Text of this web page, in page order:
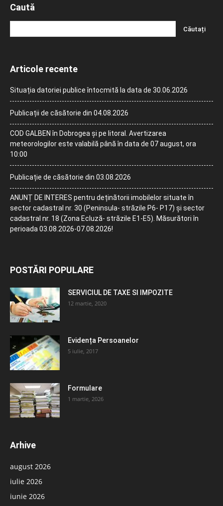
Caută
Articole recente
Situația datoriei publice întocmită la data de 30.06.2026
Publicații de căsătorie din 04.08.2026
COD GALBEN în Dobrogea și pe litoral. Avertizarea
meteorologilor este valabilă până în data de 07 august, ora
10:00
Publicație de căsătorie din 03.08.2026
ANUNȚ DE INTERES pentru deținătorii imobilelor situate în
sector cadastral nr. 30 (Peninsula- străzile P6- P17) și sector
cadastral nr. 18 (Zona Ecluză- străzile E1-E5). Măsurători în
perioada 03.08.2026-07.08.2026!
POSTĂRI POPULARE
SERVICIUL DE TAXE SI IMPOZITE
12 martie, 2020
Evidența Persoanelor
5 iulie, 2017
Formulare
1 martie, 2026
Arhive
august 2026
iulie 2026
iunie 2026